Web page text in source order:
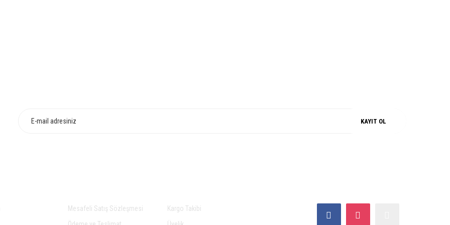
KAYIT OL
Mesafeli Satış Sözleşmesi
Kargo Takibi